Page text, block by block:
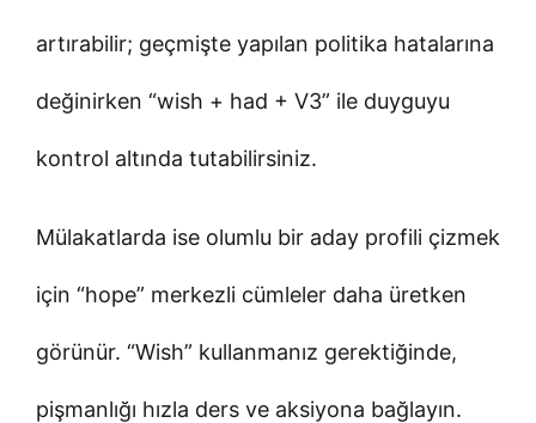
artırabilir; geçmişte yapılan politika hatalarına
değinirken “wish + had + V3” ile duyguyu
kontrol altında tutabilirsiniz.
Mülakatlarda ise olumlu bir aday profili çizmek
için “hope” merkezli cümleler daha üretken
görünür. “Wish” kullanmanız gerektiğinde,
pişmanlığı hızla ders ve aksiyona bağlayın.